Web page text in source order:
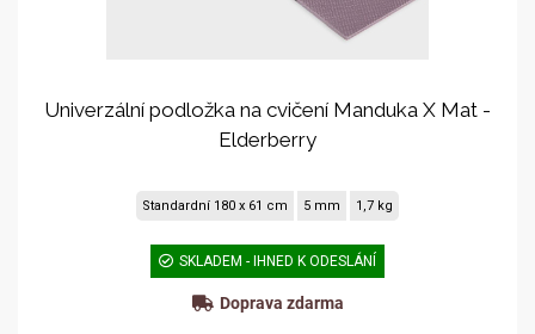
Univerzální podložka na cvičení Manduka X Mat -
Elderberry
Standardní 180 x 61 cm 5 mm 1,7 kg
SKLADEM - IHNED K ODESLÁNÍ
Doprava zdarma